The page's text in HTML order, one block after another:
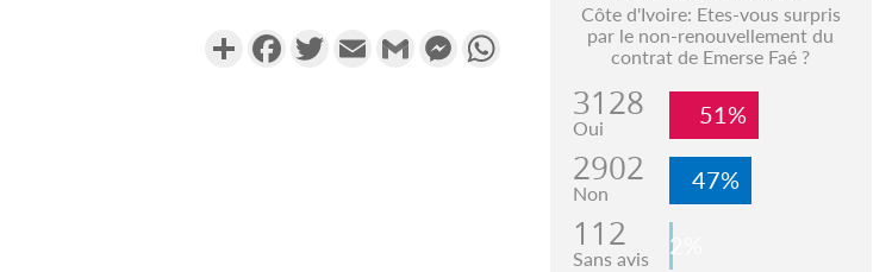
PartagerFacebookTwitterEmail Gmail MessengerWhatsApp
Côte d'Ivoire: Etes-vous surpris
par le non-renouvellement du
contrat de Emerse Faé ?
3128
Oui 51%
2902
Non 47%
112
Sans avis 2%